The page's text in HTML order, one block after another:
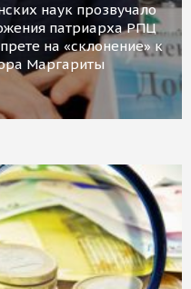
наук прозвучало
патриарха РПЦ
на «склонение» к
Маргариты